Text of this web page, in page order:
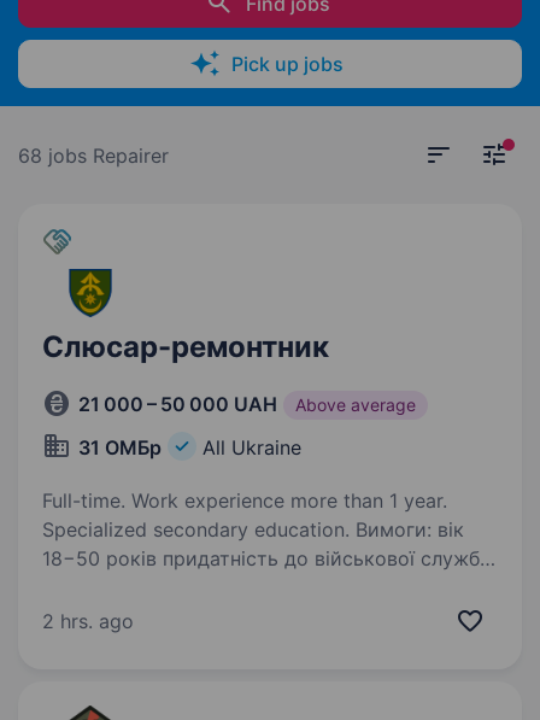
Pick up jobs
68 jobs Repairer
Слюсар-ремонтник
21 000 – 50 000 UAH Above average
31 ОМБр All Ukraine
Full-time. Work experience more than 1 year.
Specialized secondary education. Вимоги: вік
18−50 років придатність до військової служби
психологічними якостями готовність постійно
2 hrs. ago